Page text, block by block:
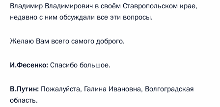
Владимир Владимирович в своём Ставропольском крае,
недавно с ним обсуждали все эти вопросы.
Желаю Вам всего самого доброго.
И.Фесенко: Спасибо большое.
В.Путин: Пожалуйста, Галина Ивановна, Волгоградская
область.